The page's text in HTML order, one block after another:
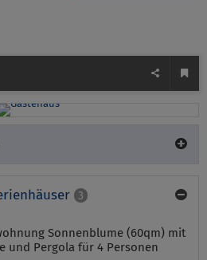
3
Sonnenblume (60qm) mit
und Pergola für 4 Personen